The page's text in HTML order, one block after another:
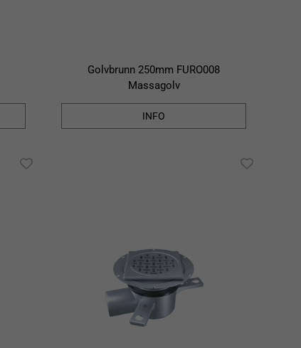
Golvbrunn 250mm FURO008
Massagolv
INFO